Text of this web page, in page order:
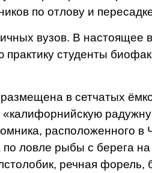
по отлову и
вузов. В настоящее
студен­ты
в сетчатых
«калифорнийс­кую
расположенного в
лов­ле рыбы с берега
реч­ная форель,